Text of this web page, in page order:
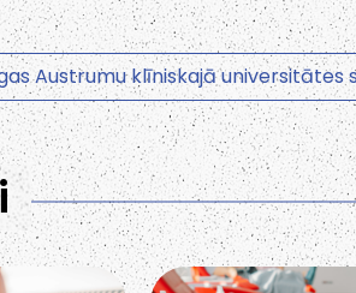
Austrumu klīniskajā universitātes